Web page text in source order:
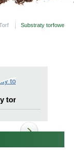
Substraty torfowe
torfowe